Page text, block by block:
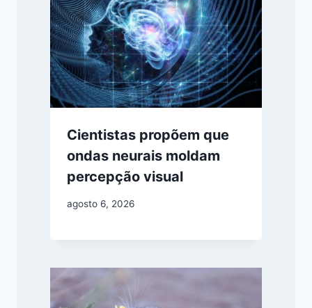
Cientistas propõem que
ondas neurais moldam
percepção visual
agosto 6, 2026